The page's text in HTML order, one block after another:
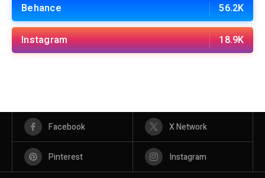
Behance 56.2K
Instagram 18.9K
Facebook X Network
Pinterest Instagram